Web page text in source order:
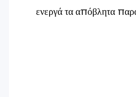
ενεργά τα απόβλητα